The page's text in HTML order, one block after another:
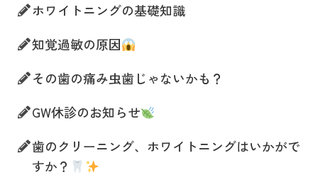
ホワイトニングの基礎知識
知覚過敏の原因
その歯の痛み虫歯じゃないかも？
GW休診のお知らせ
歯のクリーニング、ホワイトニングはいかがで
すか？